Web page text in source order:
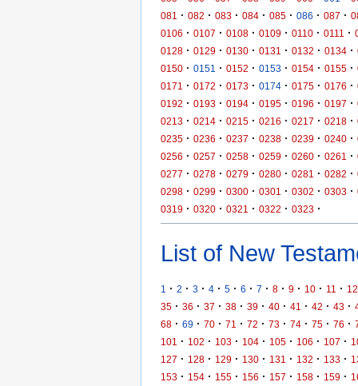
081
· 082 · 083 · 084 · 085 · 086 · 087 ·
0106 · 0107 · 0108 · 0109 · 0110 · 0111 ·
0128 · 0129 · 0130 · 0131 · 0132 · 0134 ·
0150 · 0151 · 0152 · 0153 · 0154 · 0155 ·
0171
· 0172 · 0173 · 0174 · 0175 · 0176 ·
0192 · 0193 · 0194 · 0195 · 0196 · 0197 ·
0213 · 0214 · 0215 · 0216 · 0217 · 0218 ·
0235 · 0236 · 0237 · 0238 · 0239 · 0240 ·
0256 · 0257 · 0258 · 0259 · 0260 · 0261 ·
0277 · 0278 · 0279 · 0280 · 0281 · 0282 ·
0298 · 0299 · 0300 · 0301 · 0302 · 0303 ·
0319 · 0320 · 0321 · 0322 · 0323 ·
List of New
1 · 2 · 3 · 4 · 5 · 6 · 7 · 8 · 9 · 10 · 11 · 12
35 · 36 · 37 · 38 · 39 · 40 · 41 · 42 · 43 ·
68 · 69 · 70 · 71 · 72 · 73 · 74 · 75 · 76 ·
101
· 102 · 103 · 104 · 105 · 106 · 107 ·
127 · 128 · 129 · 130 · 131 · 132 · 133 ·
153 · 154 · 155 · 156 · 157 · 158 · 159 ·